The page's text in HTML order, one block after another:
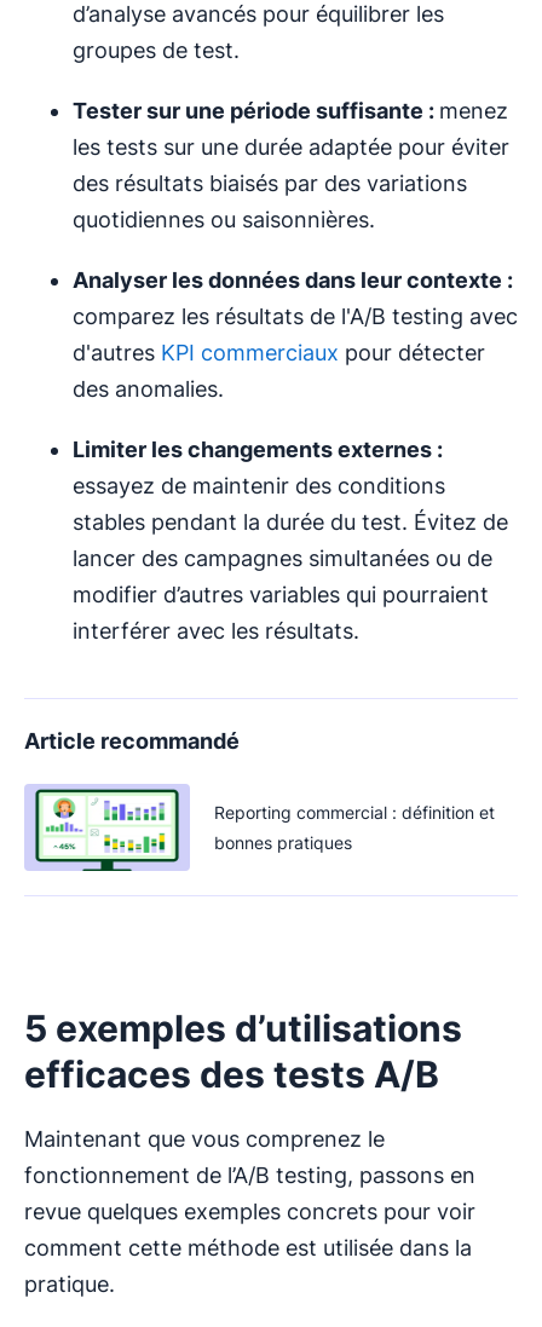
d’analyse avancés pour équilibrer les
groupes de test.
Tester sur une période suffisante : menez
les tests sur une durée adaptée pour éviter
des résultats biaisés par des variations
quotidiennes ou saisonnières.
Analyser les données dans leur contexte :
comparez les résultats de l'A/B testing avec
d'autres KPI commerciaux pour détecter
des anomalies.
Limiter les changements externes :
essayez de maintenir des conditions
stables pendant la durée du test. Évitez de
lancer des campagnes simultanées ou de
modifier d’autres variables qui pourraient
interférer avec les résultats.
Article recommandé
Reporting commercial : définition et
bonnes pratiques
5 exemples d’utilisations
efficaces des tests A/B
Maintenant que vous comprenez le
fonctionnement de l’A/B testing, passons en
revue quelques exemples concrets pour voir
comment cette méthode est utilisée dans la
pratique.